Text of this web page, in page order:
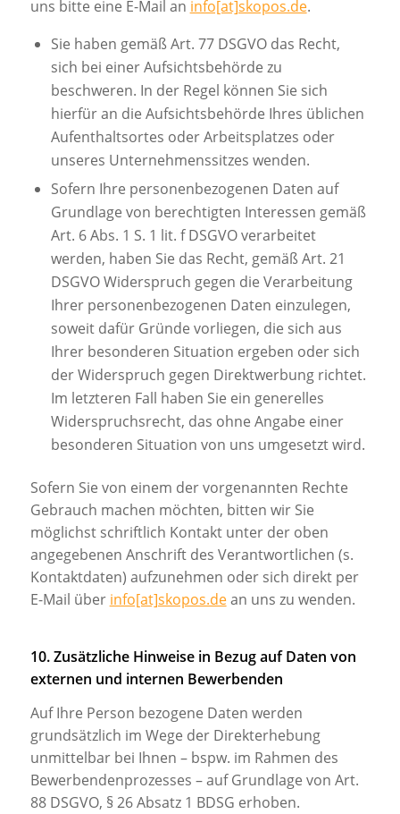
uns bitte eine E-Mail an info[at]skopos.de.
Sie haben gemäß Art. 77 DSGVO das Recht,
sich bei einer Aufsichtsbehörde zu
beschweren. In der Regel können Sie sich
hierfür an die Aufsichtsbehörde Ihres üblichen
Aufenthaltsortes oder Arbeitsplatzes oder
unseres Unternehmenssitzes wenden.
Sofern Ihre personenbezogenen Daten auf
Grundlage von berechtigten Interessen gemäß
Art. 6 Abs. 1 S. 1 lit. f DSGVO verarbeitet
werden, haben Sie das Recht, gemäß Art. 21
DSGVO Widerspruch gegen die Verarbeitung
Ihrer personenbezogenen Daten einzulegen,
soweit dafür Gründe vorliegen, die sich aus
Ihrer besonderen Situation ergeben oder sich
der Widerspruch gegen Direktwerbung richtet.
Im letzteren Fall haben Sie ein generelles
Widerspruchsrecht, das ohne Angabe einer
besonderen Situation von uns umgesetzt wird.
Sofern Sie von einem der vorgenannten Rechte
Gebrauch machen möchten, bitten wir Sie
möglichst schriftlich Kontakt unter der oben
angegebenen Anschrift des Verantwortlichen (s.
Kontaktdaten) aufzunehmen oder sich direkt per
E-Mail über info[at]skopos.dean uns zu wenden.
10. Zusätzliche Hinweise in Bezug auf Daten von
externen und internen Bewerbenden
Auf Ihre Person bezogene Daten werden
grundsätzlich im Wege der Direkterhebung
unmittelbar bei Ihnen – bspw. im Rahmen des
Bewerbendenprozesses – auf Grundlage von Art.
88 DSGVO, § 26 Absatz 1 BDSG erhoben.